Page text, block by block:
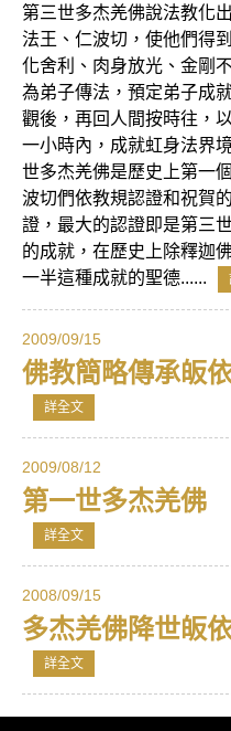
第三世多杰羌佛說法教化
法王、仁波切，使他們得
化舍利、肉身放光、金剛
為弟子傳法，預定弟子成
觀後，再回人間按時往，
一小時內，成就虹身法界
世多杰羌佛是歷史上第一
波切們依教規認證和祝賀
證，最大的認證即是第三
的成就，在歷史上除釋迦
一半這種成就的聖德......
2009/09/15
佛教簡略傳承皈
詳全文
2009/08/12
第一世多杰羌佛
詳全文
2008/09/15
多杰羌佛降世皈
詳全文